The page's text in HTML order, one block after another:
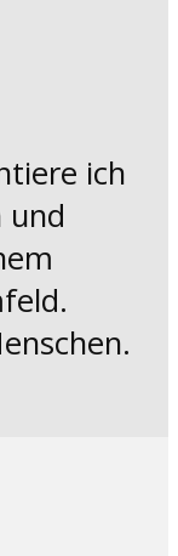
ich
und